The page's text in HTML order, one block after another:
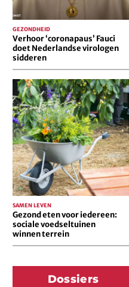
Verhoor ‘coronapaus’ Fauci
doet Nederlandse virologen
sidderen
GEZONDHEID
Gezond
eten
voor
iedereen:
sociale
voedseltuinen
winnen
terrein
Gezond eten voor iedereen:
sociale voedseltuinen
winnen terrein
SAMEN LEVEN
Dossiers